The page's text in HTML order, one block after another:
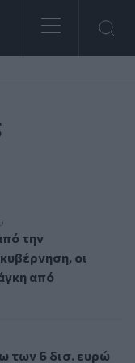
την
την
οι
από
6 δισ. ευρώ
των 6 δισ. ευρώ